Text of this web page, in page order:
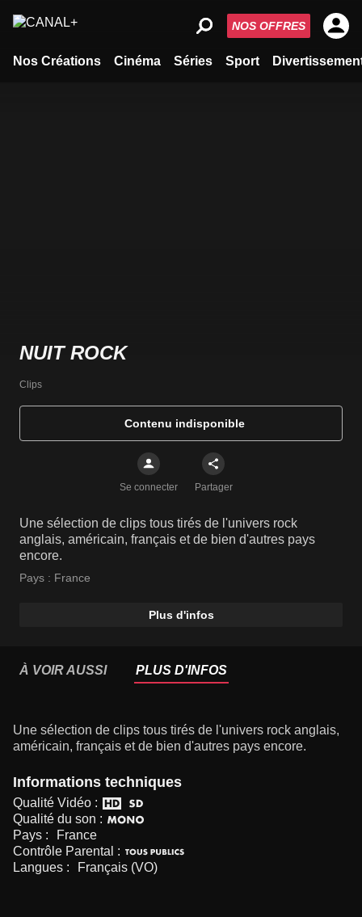
Nos Créations Cinéma Séries Sport
NOS OFFRES
NUIT ROCK
Clips
Contenu indisponible
Se connecter Partager
Une sélection de clips tous tirés de l'univers rock
anglais, américain, français et de bien d'autres pays
encore.
Pays : France
Plus d'infos
À VOIR AUSSI PLUS D'INFOS
Une sélection de clips tous tirés de l'univers rock anglais,
américain, français et de bien d'autres pays encore.
Informations techniques
Qualité Vidéo :
Qualité du son :
Pays :
France
Contrôle Parental :
Langues :
Français (VO)